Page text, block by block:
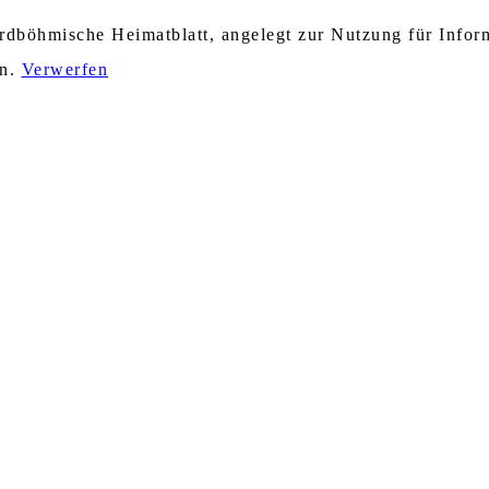
Heimatblatt, angelegt zur Nutzung für
Verwerfen